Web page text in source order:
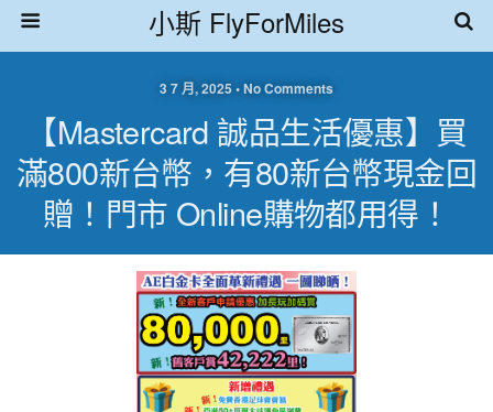
小斯 FlyForMiles
3 7 月, 2025 • No Comments
【Mastercard 誠品生活優惠】買
滿800新台幣，有80新台幣現金回
贈！門市 Online購物都用得！